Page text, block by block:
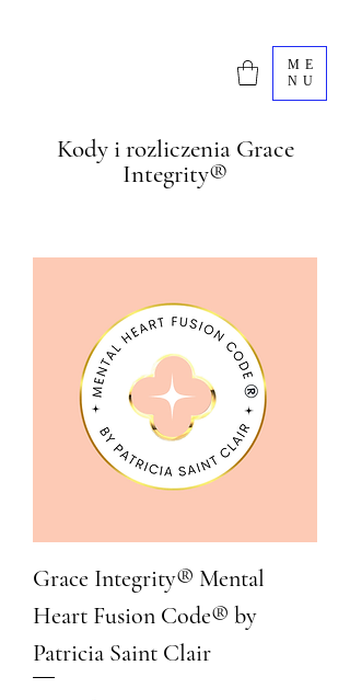
ME
NU
Kody i rozliczenia Grace
Integrity®️
Grace Integrity® Mental
Heart Fusion Code®️ by
Patricia Saint Clair